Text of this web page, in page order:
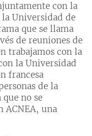
con la
Universidad de
que se llama
de reuniones de
trabajamos con la
la Universidad
francesa
de la
no se
ACNEA, una